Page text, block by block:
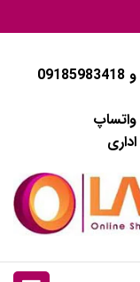
09182663007 و 09185983418